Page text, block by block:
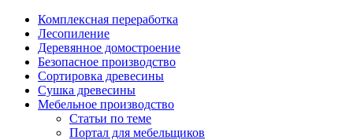
Комплексная переработка
Лесопиление
Деревянное домостроение
Безопасное производство
Сортировка древесины
Сушка древесины
Мебельное производство
Статьи по теме
Портал для мебельщиков